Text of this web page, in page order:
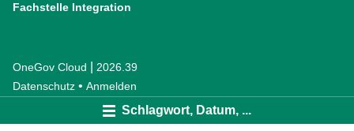
Schlagwort, Datum, ...
Fachstelle Integration
OneGov Cloud (External Link)
2026.39
Datenschutz (External Link)
Anmelden